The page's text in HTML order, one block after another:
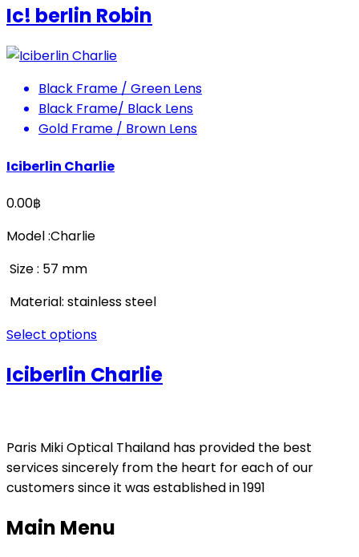
Ic! berlin Robin
Black Frame / Green Lens
Black Frame/ Black Lens
Gold Frame / Brown Lens
Iciberlin Charlie
0.00฿
Model :Charlie
Size : 57 mm
Material: stainless steel
Select options
Iciberlin Charlie
Paris Miki Optical Thailand has provided the best
services sincerely from the heart for each of our
customers since it was established in 1991
Main Menu